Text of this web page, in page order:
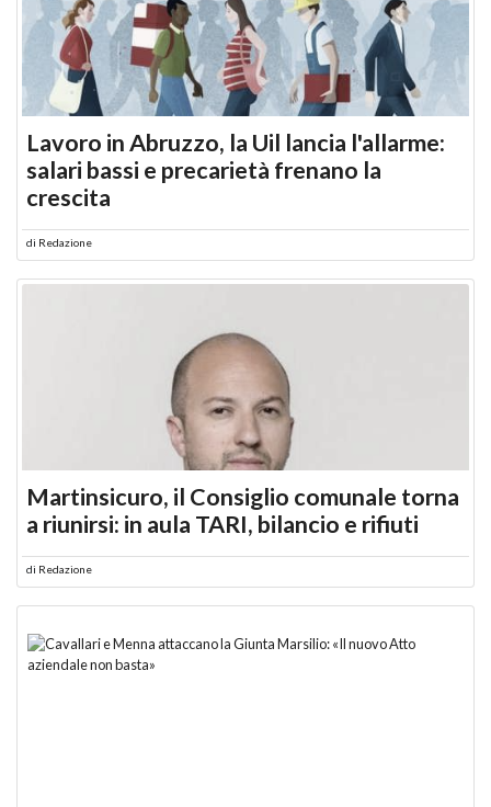
Lavoro in Abruzzo, la Uil lancia l'allarme:
salari bassi e precarietà frenano la
crescita
di Redazione
Martinsicuro, il Consiglio comunale torna
a riunirsi: in aula TARI, bilancio e rifiuti
di Redazione